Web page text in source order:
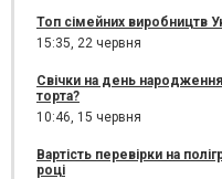
Топ сімейних виробництв
15:35, 22 червня
Свічки на день
торта?
10:46, 15 червня
Вартість перевірки на
році